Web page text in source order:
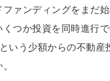
ァンディングをまだ
つか投資を同時進行
いう少額からの不動産